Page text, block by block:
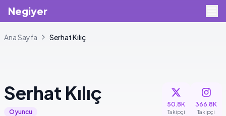
Negiyer
Ana Sayfa SerhatKılıç
Serhat Kılıç
Oyuncu
50.8K
Takipçi
366.8K
Takipçi